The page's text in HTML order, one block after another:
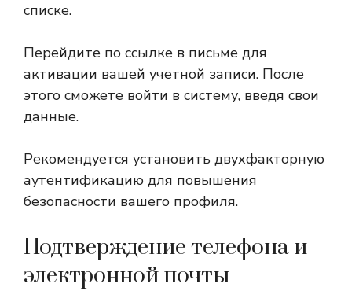
списке.
Перейдите по ссылке в письме для
активации вашей учетной записи. После
этого сможете войти в систему, введя свои
данные.
Рекомендуется установить двухфакторную
аутентификацию для повышения
безопасности вашего профиля.
Подтверждение телефона и
электронной почты